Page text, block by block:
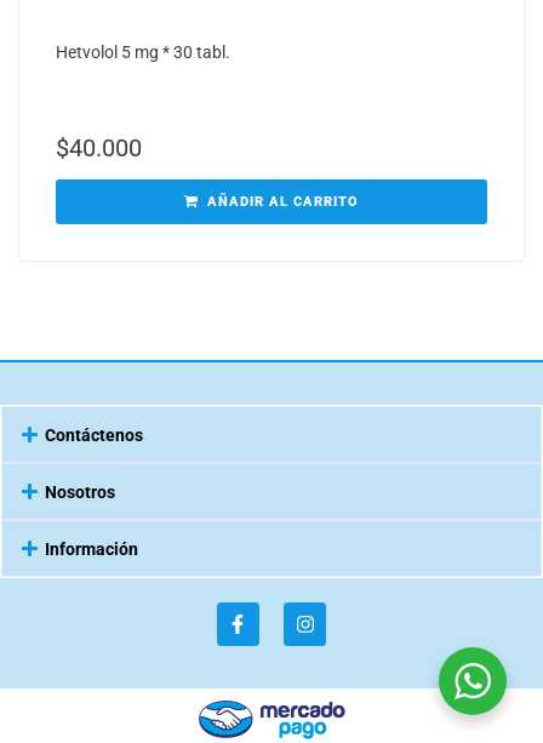
Hetvolol 5 mg * 30 tabl.
$40.000
AÑADIR AL CARRITO
Contáctenos
Nosotros
Información